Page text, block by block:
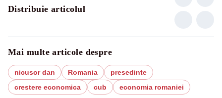
Distribuie articolul
Mai multe articole despre
nicusor dan Romania
presedinte
crestere economica
cub economia romaniei